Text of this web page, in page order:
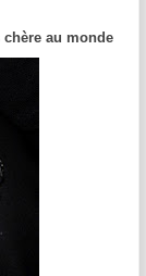
au monde